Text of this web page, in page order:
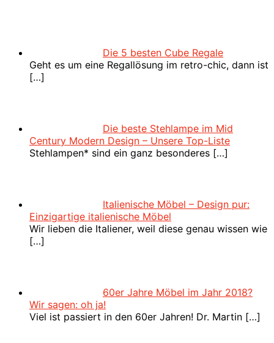
Die 5 besten Cube Regale
Geht es um eine Regallösung im retro-chic, dann ist
[…]
Die beste Stehlampe im Mid
Century Modern Design – Unsere Top-Liste
Stehlampen* sind ein ganz besonderes […]
Italienische Möbel – Design pur:
Einzigartige italienische Möbel
Wir lieben die Italiener, weil diese genau wissen wie
[…]
60er Jahre Möbel im Jahr 2018?
Wir sagen: oh ja!
Viel ist passiert in den 60er Jahren! Dr. Martin […]